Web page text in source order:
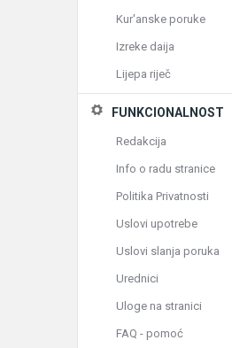
Kur'anske poruke
Izreke daija
Lijepa riječ
FUNKCIONALNOST
Redakcija
Info o radu stranice
Politika Privatnosti
Uslovi upotrebe
Uslovi slanja poruka
Urednici
Uloge na stranici
FAQ - pomoć